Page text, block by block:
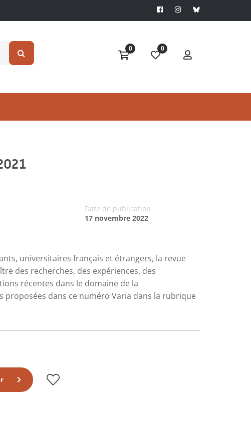
0 0
Date de publication
17 novembre 2022
universitaires français et étrangers, la revue
des recherches, des expériences, des
récentes dans le domaine de la
dans ce numéro Varia dans la rubrique